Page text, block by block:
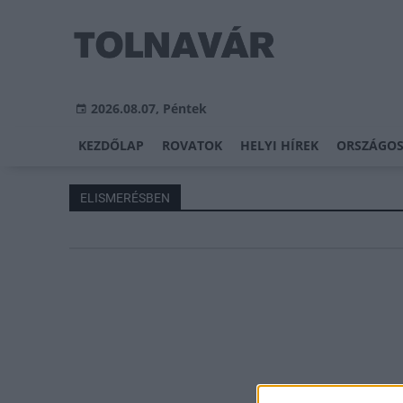
2026.08.07, Péntek
KEZDŐLAP ROVATOK HELYI HÍREK
ELISMERÉSBEN